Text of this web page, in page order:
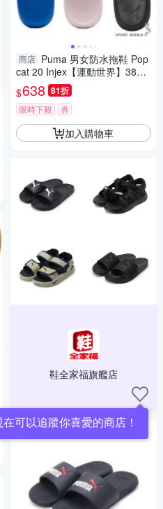
商店 Puma 男女防水拖鞋 Pop
cat 20 Injex【運動世界】3890
8107/38908112/38908102
$638 81折
限時下殺 券
加入購物車
鞋全家福旗艦店
在可以追蹤你喜愛的商店！